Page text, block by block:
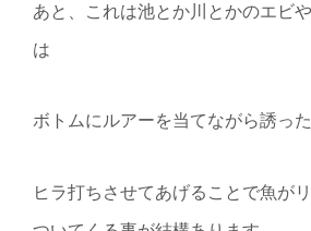
あと、これは池とか川とかのエビ
は
ボトムにルアーを当てながら誘っ
ヒラ打ちさせてあげることで魚が